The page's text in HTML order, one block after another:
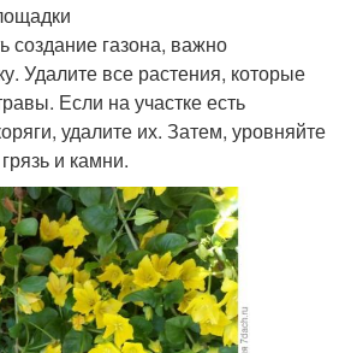
создание газона, важно
Удалите все растения, которые
Если на участке есть
удалите их. Затем, уровняйте
и камни.